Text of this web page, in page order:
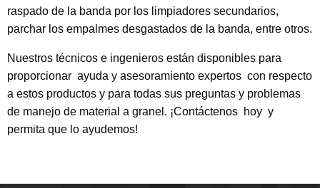
raspado de la banda por los limpiadores secundarios,
parchar los empalmes desgastados de la banda, entre otros.
Nuestros técnicos e ingenieros están disponibles para
proporcionar ayuda y asesoramiento expertos con respecto
a estos productos y para todas sus preguntas y problemas
de manejo de material a granel. ¡Contáctenos hoy y
permita que lo ayudemos!